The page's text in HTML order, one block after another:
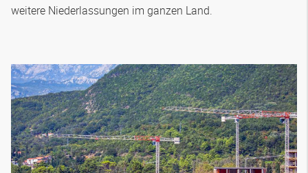
weitere Niederlassungen im ganzen Land.